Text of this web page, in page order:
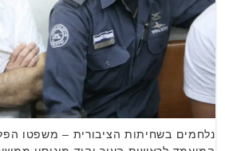
נלחמים בשחיתות הציבורית – משפטו